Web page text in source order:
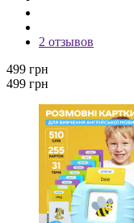
2 отзывов
499 грн
499 грн